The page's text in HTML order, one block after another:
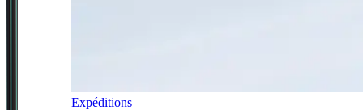
Expéditions